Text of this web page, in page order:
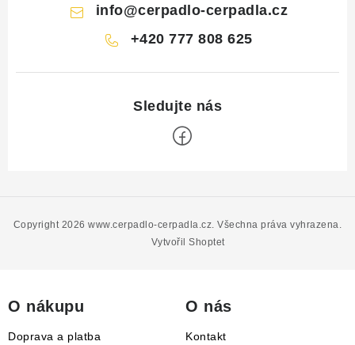
info@cerpadlo-cerpadla.cz
+420 777 808 625
Vytvořil Shoptet
Copyright 2026www.cerpadlo-cerpadla.cz. Všechna práva vyhrazena.
O nákupu
Doprava a platba
O nás
Kontakt